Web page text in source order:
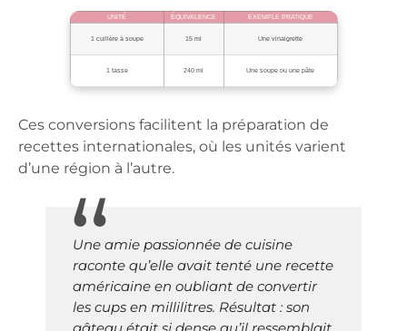
UNITÉ ÉQUIVALENCE EXEMPLE PRATIQUE
1 cuillère à soupe 15 ml Une vinaigrette
1 tasse 240 ml Une soupe ou une pâte
Ces conversions facilitent la préparation de
recettes internationales, où les unités varient
d’une région à l’autre.
Une amie passionnée de cuisine
raconte qu’elle avait tenté une recette
américaine en oubliant de convertir
les cups en millilitres. Résultat : son